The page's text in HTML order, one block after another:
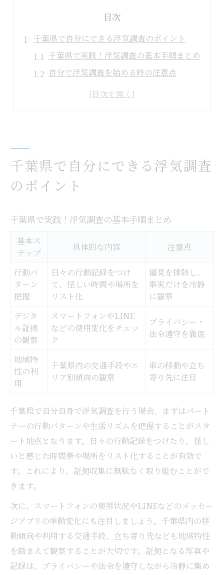
目次
千葉県で自分にできる浮気調査のポイント
千葉県で実践！浮気調査の基本手順まとめ
自分で浮気調査を始める時の注意点
浮気調査が効果的なタイミングとは
浮気調査を自分で行う手順一覧
自力調査でやってはいけないNG行動
浮気調査のリスクと回避策を知る
浮気調査経験者の体験談から学ぶ
証拠集めに役立つ浮気調査グッズ活用術
自分で使えるおすすめ浮気調査アイテム
グッズ活用で証拠を集めるコツ
iPhone対応の浮気調査グッズ紹介
グッズの口コミと実際の効果を検証
LINEやアプリを使った浮気調査のコツ
LINEで浮気調査を進める方法一覧
浮気調査アプリの選び方と活用術
自力でできるLINE履歴のチェック法
アプリ利用時のリスクと守るべきルール
浮気調査アプリの実際の口コミ体験
費用を抑えたい人のための浮気調査入門
浮気調査の費用相場と節約ポイント
費用を抑えるための工夫と注意点
自力調査でかかる実際のコスト
パートナーの行動から疑う時の見極め方
浮気調査で注目すべき行動サイン一覧
千葉県で自分にできる浮気調査
のポイント
千葉県で実践！浮気調査の基本手順まとめ
基本ス
テップ
具体的な内容 注意点
行動パ
ターン
把握
日々の行動記録をつけ
て、怪しい時間や場所を
リスト化
偏見を排除し、
事実だけを冷静
に観察
デジタ
ル証拠
の観察
スマートフォンやLINE
などの使用変化をチェッ
ク
プライバシー・
法令遵守を徹底
地域特
性の利
用
千葉県内の交通手段やエ
リア別傾向の観察
車の移動や立ち
寄り先に注目
千葉県で自分自身で浮気調査を行う場合、まずはパート
ナーの行動パターンや生活リズムを把握することがスタ
ート地点となります。日々の行動記録をつけたり、怪し
いと感じた時間帯や場所をリスト化することが有効で
す。これにより、証拠収集に無駄なく取り組むことがで
きます。
次に、スマートフォンの使用状況やLINEなどのメッセー
ジアプリの挙動変化にも注目しましょう。千葉県内の移
動傾向や利用する交通手段、立ち寄り先なども地域特性
を踏まえて観察することが大切です。証拠となる写真や
記録は、プライバシーや法令を遵守しながら冷静に集め